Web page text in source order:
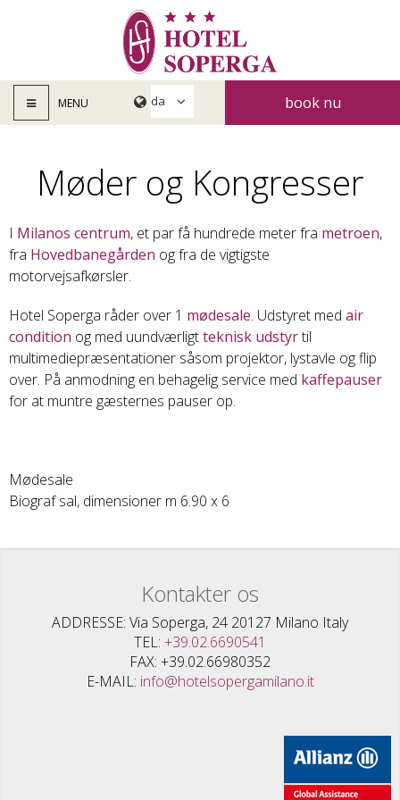
MENU book nu
Møder og Kongresser
I Milanos centrum, et par få hundrede meter fra metroen,
fra Hovedbanegården og fra de vigtigste
motorvejsafkørsler.
Hotel Soperga råder over 1 mødesale. Udstyret med air
condition og med uundværligtteknisk udstyrtil
multimediepræsentationer såsom projektor, lystavle og flip
over. På anmodning en behagelig service med kaffepauser
for at muntre gæsternes pauser op.
Mødesale
Biograf sal, dimensioner m 6.90 x 6
Kontakter os
ADDRESSE Via Soperga, 24 20127 Milano Italy
TEL +39.02.6690541
FAX +39.02.66980352
E-MAIL info@hotelsopergamilano.it